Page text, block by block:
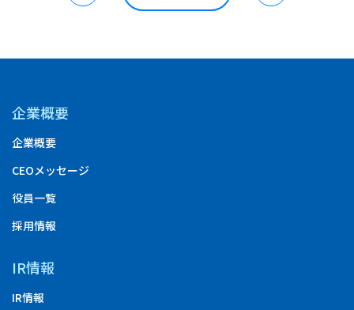
企業概要
企業概要
CEOメッセージ
役員一覧
採用情報
IR情報
IR情報